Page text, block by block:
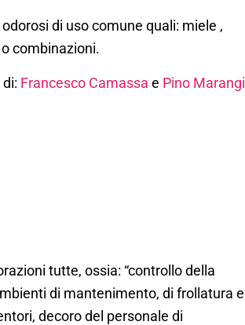
di uso comune quali: miele ,
combinazioni.
Francesco Camassa e Pino Marangi
tutte, ossia: “controllo della
di mantenimento, di frollatura e
decoro del personale di